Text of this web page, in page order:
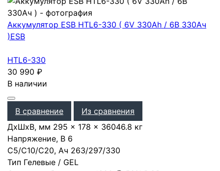
Аккумулятор ESB HTL6-330 ( 6V 330Ah / 6В 330Ач
)ESB
HTL6-330
30 990 ₽
В наличии
В сравнение
Из сравнения
ДхШхВ, мм 295 × 178 × 36046.8 кг
Напряжение, В 6
С5/С10/С20, Ач 263/297/330
Тип Гелевые / GEL